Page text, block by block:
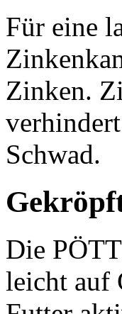
Für eine
Zinken.
Schwad.
Die
leicht auf